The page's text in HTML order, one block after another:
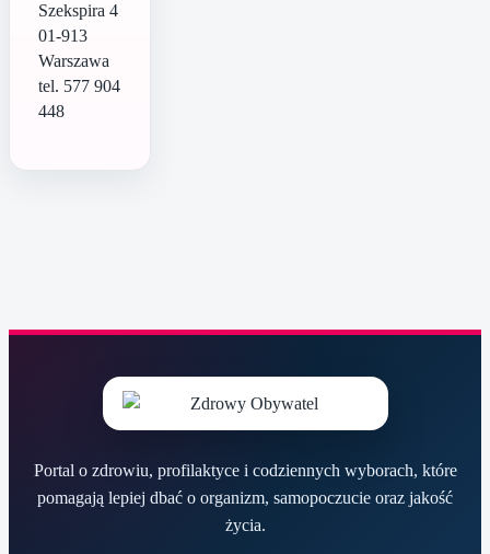
Szekspira 4
01-913
Warszawa
tel. 577 904
448
Portal o zdrowiu, profilaktyce i codziennych wyborach, które
pomagają lepiej dbać o organizm, samopoczucie oraz jakość
życia.